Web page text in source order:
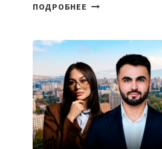
ПОДРОБНЕЕ СТАЛИ
ВНЕШНЕГО
ВИДА
НОВОГО
УСТРОЙСТВА
ОТ
OPENAI